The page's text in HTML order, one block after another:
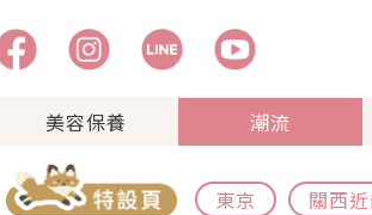
美容保養 潮流
東京 關西